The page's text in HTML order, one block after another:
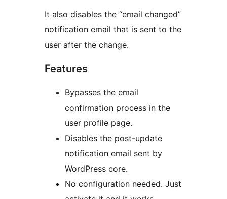
It also disables the “email changed”
notification email that is sent to the
user after the change.
Features
Bypasses the email
confirmation process in the
user profile page.
Disables the post-update
notification email sent by
WordPress core.
No configuration needed. Just